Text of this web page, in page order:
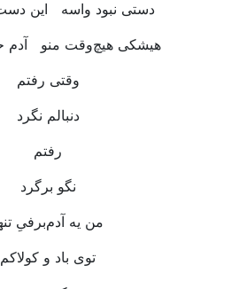
دستی نبود واسه این
هیشکی هیچ‌وقت منو آدم
وقتی رفتم
دنبالم نگرد
رفتم
نگو برگرد
من یه آدم‌برفیِ
توی باد و کولاکم